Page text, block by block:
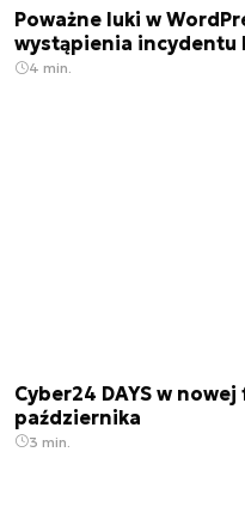
Poważne luki w
wystąpienia incydentu
4 min.
Cyber24 DAYS w
października
3 min.